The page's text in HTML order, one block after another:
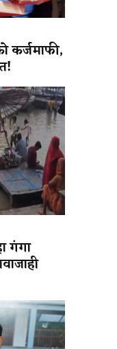
कर्जमाफी,
गंगा